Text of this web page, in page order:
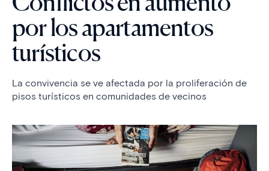
por los apartamentos
turísticos
La convivencia se ve afectada por la proliferación de
pisos turísticos en comunidades de vecinos